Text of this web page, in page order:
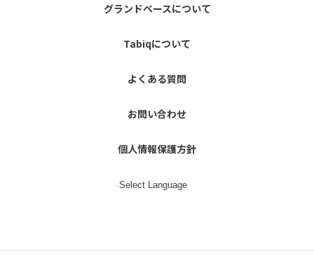
グランドベースについて
Tabiqについて
よくある質問
お問い合わせ
個人情報保護方針